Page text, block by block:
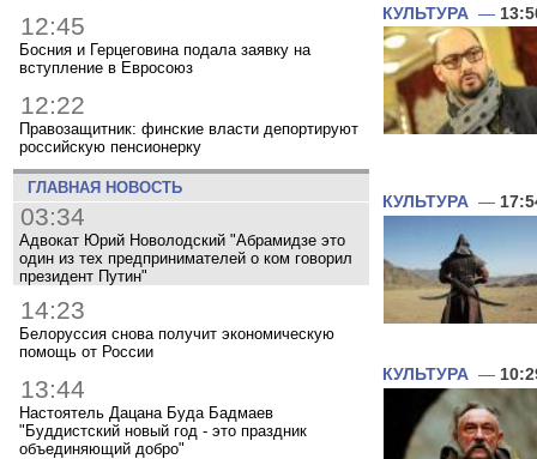
12:45
Босния и Герцеговина подала заявку на
вступление в Евросоюз
12:22
Правозащитник: финские власти депортируют
российскую пенсионерку
ГЛАВНАЯ НОВОСТЬ
03:34
Адвокат Юрий Новолодский "Абрамидзе это
один из тех предпринимателей о ком говорил
президент Путин"
14:23
Белоруссия снова получит экономическую
помощь от России
13:44
Настоятель Дацана Буда Бадмаев
"Буддистский новый год - это праздник
объединяющий добро"
КУЛЬТУРА —
КУЛЬТУРА —
КУЛЬТУРА —